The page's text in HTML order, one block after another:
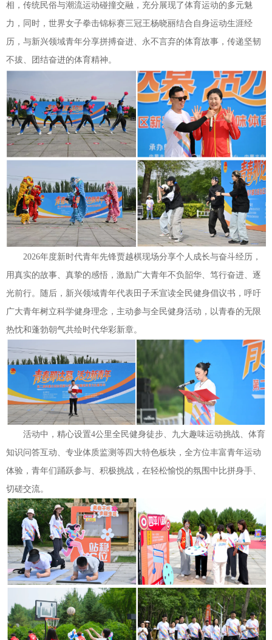
相，传统民俗与潮流运动碰撞交融，充分展现了体育运动的多元魅
力，同时，世界女子拳击锦标赛三冠王杨晓丽结合自身运动生涯经
历，与新兴领域青年分享拼搏奋进、永不言弃的体育故事，传递坚韧
不拔、团结奋进的体育精神。
2026年度新时代青年先锋贾越棋现场分享个人成长与奋斗经历，
用真实的故事、真挚的感悟，激励广大青年不负韶华、笃行奋进、逐
光前行。随后，新兴领域青年代表田子禾宣读全民健身倡议书，呼吁
广大青年树立科学健身理念，主动参与全民健身活动，以青春的无限
热忱和蓬勃朝气共绘时代华彩新章。
活动中，精心设置4公里全民健身徒步、九大趣味运动挑战、体育
知识问答互动、专业体质监测等四大特色板块，全方位丰富青年运动
体验，青年们踊跃参与、积极挑战，在轻松愉悦的氛围中比拼身手、
切磋交流。